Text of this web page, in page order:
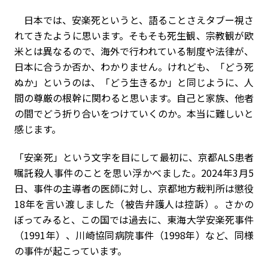
日本では、安楽死というと、語ることさえタブー視さ
れてきたように思います。そもそも死生観、宗教観が欧
米とは異なるので、海外で行われている制度や法律が、
日本に合うか否か、わかりません。けれども、「どう死
ぬか」というのは、「どう生きるか」と同じように、人
間の尊厳の根幹に関わると思います。自己と家族、他者
の間でどう折り合いをつけていくのか。本当に難しいと
感じます。
「安楽死」という文字を目にして最初に、京都ALS患者
嘱託殺人事件のことを思い浮かべました。2024年3月5
日、事件の主導者の医師に対し、京都地方裁判所は懲役
18年を言い渡しました（被告弁護人は控訴）。さかの
ぼってみると、この国では過去に、東海大学安楽死事件
（1991年）、川崎協同病院事件（1998年）など、同様
の事件が起こっています。